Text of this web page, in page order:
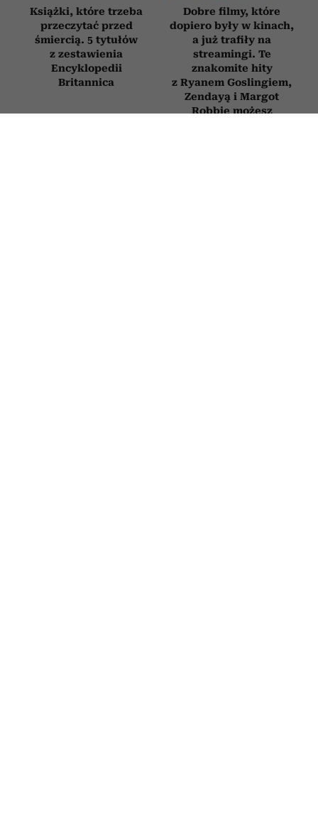
Książki, które trzeba
przeczytać przed
śmiercią. 5 tytułów
z zestawienia
Encyklopedii
Britannica
Dobre filmy, które
dopiero były w kinach,
a już trafiły na
streamingi. Te
znakomite hity
z Ryanem Goslingiem,
Zendayą i Margot
Robbie możesz